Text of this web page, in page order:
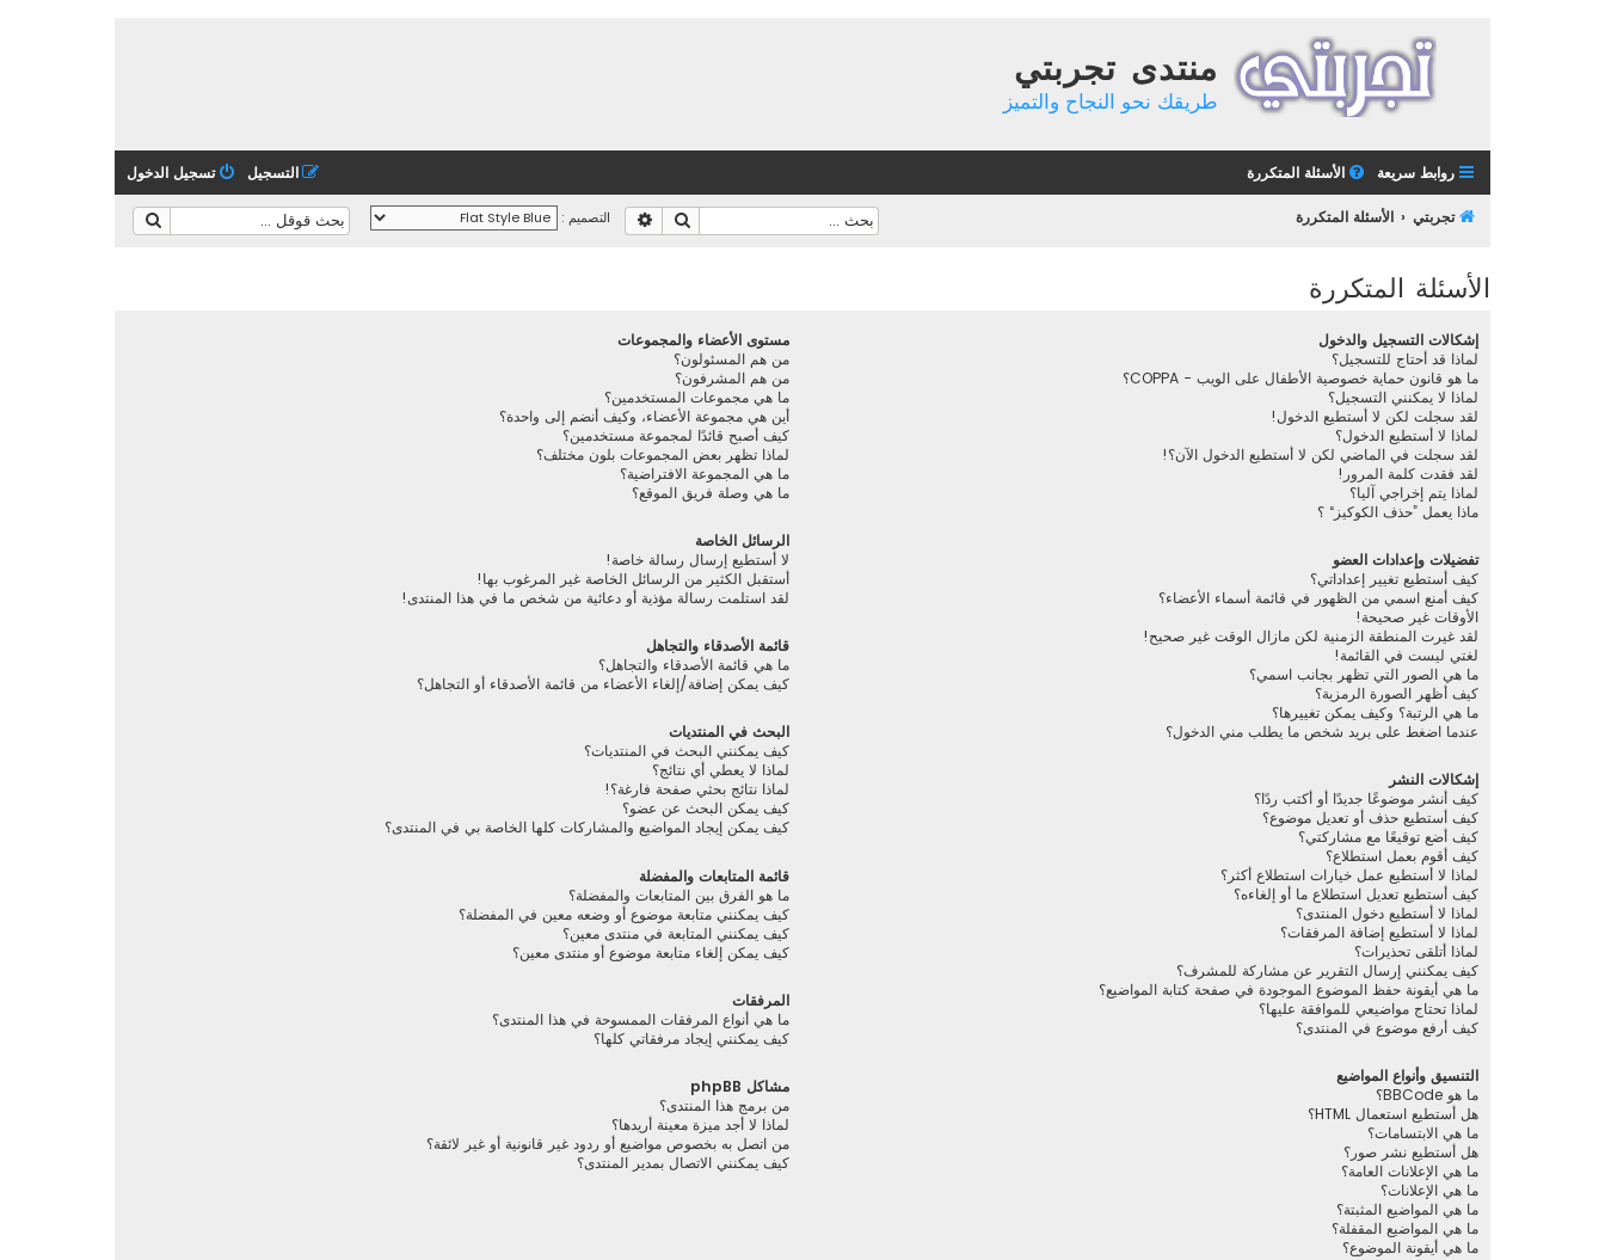
منتدى تجربتي
طريقك نحو النجاح والتميز
روابط سريعة الأسئلة المتكررة تسجيل الدخول التسجيل
تجربتي الأسئلة المتكررة التصميم : بحث بحث متقدم
الأسئلة المتكررة
إشكالات التسجيل والدخول
لماذا قد أحتاج للتسجيل؟
ما هو قانون حماية خصوصية الأطفال على الويب - COPPA؟
لماذا لا يمكنني التسجيل؟
لقد سجلت لكن لا أستطيع الدخول!
لماذا لا أستطيع الدخول؟
لقد سجلت في الماضي لكن لا أستطيع الدخول الآن؟!
لقد فقدت كلمة المرور!
لماذا يتم إخراجي آليا؟
ماذا يعمل ”حذف الكوكيز“ ؟
تفضيلات وإعدادات العضو
كيف أستطيع تغيير إعداداتي؟
كيف أمنع اسمي من الظهور في قائمة أسماء الأعضاء؟
الأوقات غير صحيحة!
لقد غيرت المنطقة الزمنية لكن مازال الوقت غير صحيح!
لغتي ليست في القائمة!
ما هي الصور التي تظهر بجانب اسمي؟
كيف أظهر الصورة الرمزية؟
ما هي الرتبة؟ وكيف يمكن تغييرها؟
عندما اضغط على بريد شخص ما يطلب مني الدخول؟
إشكالات النشر
كيف أنشر موضوعًا جديدًا أو أكتب ردًا؟
كيف أستطيع حذف أو تعديل موضوع؟
كيف أضع توقيعًا مع مشاركتي؟
كيف أقوم بعمل استطلاع؟
لماذا لا أستطيع عمل خيارات استطلاع أكثر؟
كيف أستطيع تعديل استطلاع ما أو إلغاءه؟
لماذا لا أستطيع دخول المنتدى؟
لماذا لا أستطيع إضافة المرفقات؟
لماذا أتلقى تحذيرات؟
كيف يمكنني إرسال التقرير عن مشاركة للمشرف؟
ما هي أيقونة حفظ الموضوع الموجودة في صفحة كتابة المواضيع؟
لماذا تحتاج مواضيعي للموافقة عليها؟
كيف أرفع موضوع في المنتدى؟
التنسيق وأنواع المواضيع
ما هو BBCode؟
هل أستطيع استعمال HTML؟
ما هي الابتسامات؟
هل أستطيع نشر صور؟
ما هي الإعلانات العامة؟
ما هي الإعلانات؟
ما هي المواضيع المثبتة؟
ما هي المواضيع المقفلة؟
ما هي أيقونة الموضوع؟
مستوى الأعضاء والمجموعات
من هم المسئولون؟
من هم المشرفون؟
ما هي مجموعات المستخدمين؟
أين هي مجموعة الأعضاء، وكيف أنضم إلى واحدة؟
كيف أصبح قائدًا لمجموعة مستخدمين؟
لماذا تظهر بعض المجموعات بلون مختلف؟
ما هي المجموعة الافتراضية؟
ما هي وصلة فريق الموقع؟
الرسائل الخاصة
لا أستطيع إرسال رسالة خاصة!
أستقبل الكثير من الرسائل الخاصة غير المرغوب بها!
لقد استلمت رسالة مؤذية أو دعائية من شخص ما في هذا المنتدى!
قائمة الأصدقاء والتجاهل
ما هي قائمة الأصدقاء والتجاهل؟
كيف يمكن إضافة/إلغاء الأعضاء من قائمة الأصدقاء أو التجاهل؟
البحث في المنتديات
كيف يمكنني البحث في المنتديات؟
لماذا لا يعطي أي نتائج؟
لماذا نتائج بحثي صفحة فارغة؟!
كيف يمكن البحث عن عضو؟
كيف يمكن إيجاد المواضيع والمشاركات كلها الخاصة بي في المنتدى؟
قائمة المتابعات والمفضلة
ما هو الفرق بين المتابعات والمفضلة؟
كيف يمكنني متابعة موضوع أو وضعه معين في المفضلة؟
كيف يمكنني المتابعة في منتدى معين؟
كيف يمكن إلغاء متابعة موضوع أو منتدى معين؟
المرفقات
ما هي أنواع المرفقات الممسوحة في هذا المنتدى؟
كيف يمكنني إيجاد مرفقاتي كلها؟
مشاكل phpBB
من برمج هذا المنتدى؟
لماذا لا أجد ميزة معينة أريدها؟
من اتصل به بخصوص مواضيع أو ردود غير قانونية أو غير لائقة؟
كيف يمكنني الاتصال بمدير المنتدى؟